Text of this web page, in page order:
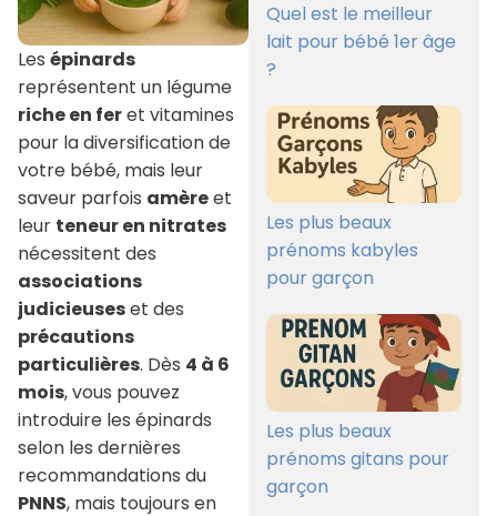
Les épinards
représentent un légume
riche en feret vitamines
pour la diversification de
votre bébé, mais leur
saveur parfois amèreet
leur teneur en nitrates
nécessitent des
associations
judicieuseset des
précautions
particulières. Dès 4 à 6
mois, vous pouvez
introduire les épinards
selon les dernières
recommandations du
PNNS, mais toujours en
Quel est le meilleur
lait pour bébé 1er âge
?
Les plus beaux
prénoms kabyles
pour garçon
Les plus beaux
prénoms gitans pour
garçon